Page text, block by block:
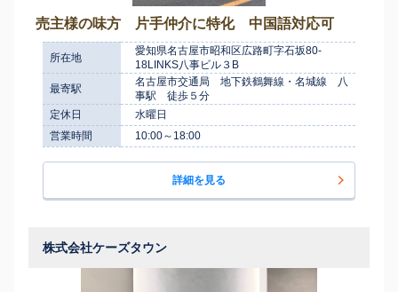
売主様の味方 片手仲介に特化 中国語対応可
所在地
愛知県名古屋市昭和区広路町字石坂80-
18LINKS八事ビル３B
最寄駅
名古屋市交通局 地下鉄鶴舞線・名城線 八
事駅 徒歩５分
定休日
水曜日
営業時間
10:00～18:00
詳細を見る
株式会社ケーズタウン